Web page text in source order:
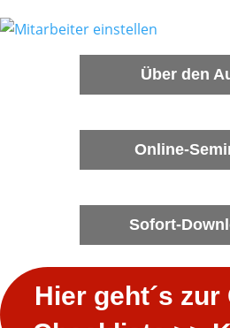
Über den
Online-
​Sofort-
Hier geh​t´s zur